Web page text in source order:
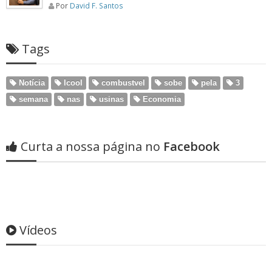
Por David F. Santos
Tags
Notícia lcool combustvel sobe pela
3
semana
nas usinas Economia
Curta a nossa página no Facebook
Vídeos